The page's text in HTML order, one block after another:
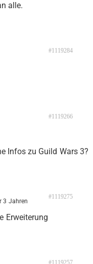
alle.
#1119284
#1119266
Infos zu Guild Wars 3?
3 Jahren
#1119275
Erweiterung